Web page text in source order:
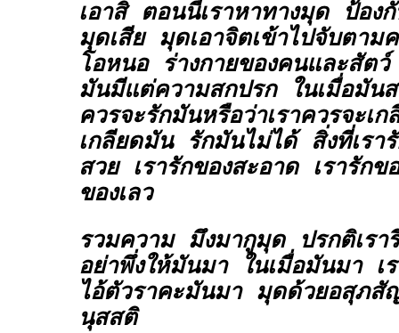
เอาสิ ตอนนี้เราหาทางมุด ป้อง
มุดเสีย มุดเอาจิตเข้าไปจับตาม
โอหนอ ร่างกายของคนและสัต
มันมีแต่ความสกปรก ในเมื่อมัน
ควรจะรักมันหรือว่าเราควรจะเ
เกลียดมัน รักมันไม่ได้ สิ่งที่เรารั
สวย เรารักของสะอาด เรารักข
ของเลว
รวมความ มึงมากูมุด ปรกติเรา
อย่าพึ่งให้มันมา ในเมื่อมันมา เ
ไอ้ตัวราคะมันมา มุดด้วยอสุภสั
นุสสติ